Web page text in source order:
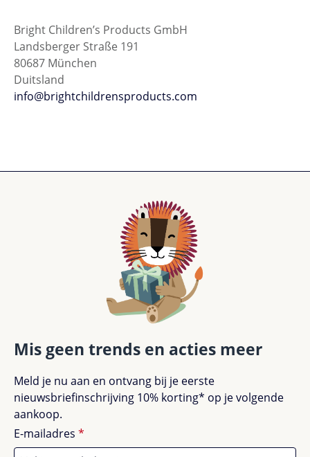
Bright Children’s Products GmbH
Landsberger Straße 191
80687 München
Duitsland
info@brightchildrensproducts.com
Mis geen trends en acties meer
Meld je nu aan en ontvang bij je eerste
nieuwsbriefinschrijving 10% korting* op je volgende
aankoop.
E-mailadres *